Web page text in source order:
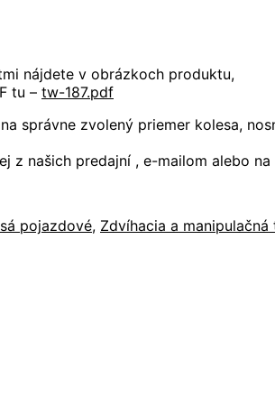
nájdete v obrázkoch produktu,
tu – tw-187.pdf
správne zvolený priemer kolesa,
z našich predajní , e-mailom alebo
pojazdové, Zdvíhacia a manipulačná